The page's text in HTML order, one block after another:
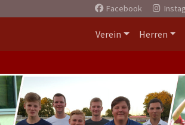
Facebook
Verein Herren